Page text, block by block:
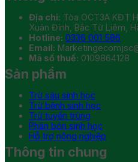
Địa chỉ: Tòa OCT3A KĐT
Xuân Đỉnh, Bắc Từ Liêm,
Hotline: 0336 001 586
Email:
Mã số thuế: 0109864128
Sản phẩm
Trừ sâu sinh học
Trừ bệnh sinh học
Trừ tuyến trùng
Phân bón sinh học
Hỗ trợ nông nghiệp
Thông tin chung